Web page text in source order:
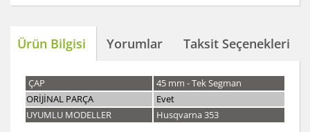
Ürün Bilgisi Yorumlar Taksit Seçenekleri
ÇAP
45 mm - Tek Segman
ORİJİNAL PARÇA
Evet
UYUMLU MODELLER
Husqvarna 353